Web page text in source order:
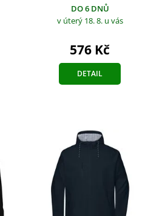
DO 6 DNŮ
v úterý 18. 8. u vás
576 Kč
DETAIL